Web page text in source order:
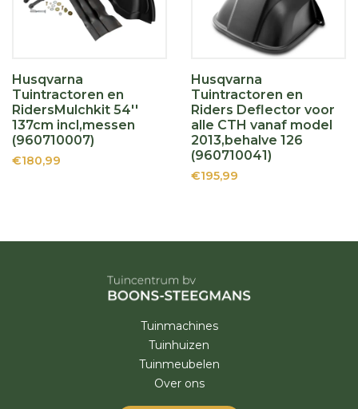
Husqvarna
Tuintractoren en
RidersMulchkit 54''
137cm incl,messen
(960710007)
€180,99
Husqvarna
Tuintractoren en
Riders Deflector voor
alle CTH vanaf model
2013,behalve 126
(960710041)
€195,99
Tuinmachines
Tuinhuizen
Tuinmeubelen
Over ons